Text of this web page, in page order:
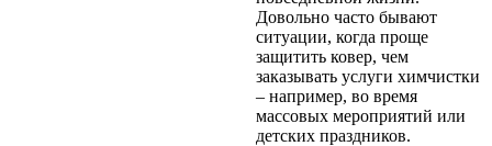
Довольно часто бывают
ситуации, когда проще
защитить ковер, чем
заказывать услуги химчистки
– например, во время
массовых мероприятий или
детских праздников.